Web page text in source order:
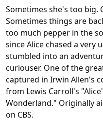
Sometimes she's too big.
Sometimes things are
too much pepper in the
since Alice chased a very
stumbled into an
curiouser. One of the
captured in Irwin Allen's
from Lewis Carroll's
Wonderland." Originally
on CBS.